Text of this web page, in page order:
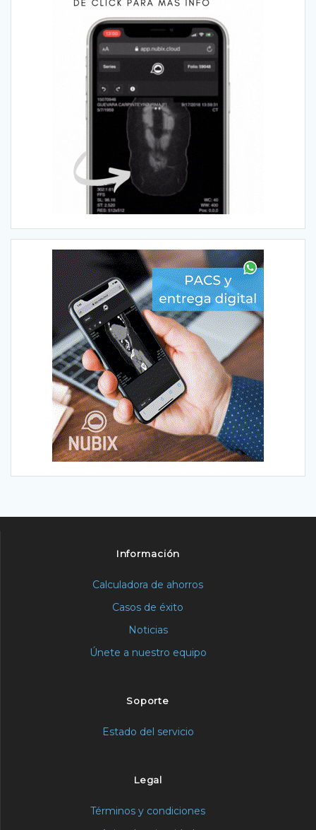
Información
Calculadora de ahorros
Casos de éxito
Noticias
Únete a nuestro equipo
Soporte
Estado del servicio
Legal
Términos y condiciones